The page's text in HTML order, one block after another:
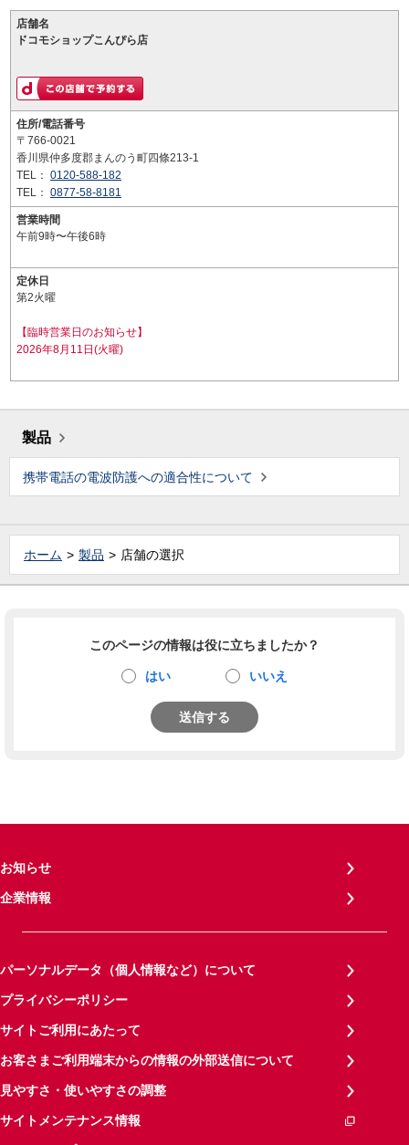
店舗名
ドコモショップこんぴら店
住所/電話番号
〒766-0021
香川県仲多度郡まんのう町四條213-1
TEL： 0120-588-182
TEL： 0877-58-8181
営業時間
午前9時〜午後6時
定休日
第2火曜
【臨時営業日のお知らせ】
2026年8月11日(火曜)
製品
携帯電話の電波防護への適合性について
ホーム 製品 店舗の選択
このページの情報は役に立ちましたか？
はい いいえ
送信する
お知らせ
企業情報
パーソナルデータ（個人情報など）について
プライバシーポリシー
サイトご利用にあたって
お客さまご利用端末からの情報の外部送信について
見やすさ・使いやすさの調整
サイトメンテナンス情報